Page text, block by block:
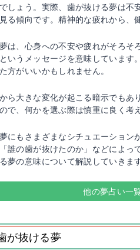
しょう。実際、歯が抜ける夢は不
る傾向です。精神的な疲れから、
は、心身への不安や疲れがそろ
いうメッセージを意味していま
方がいいかもしれません。
ら大きな変化が起こる暗示でも
で、何かを選ぶ際は慎重に良く考
にもさまざまなシチュエーショ
誰の歯が抜けたのか」などによ
夢の意味について解説していきます
他の夢占い一
が抜ける夢